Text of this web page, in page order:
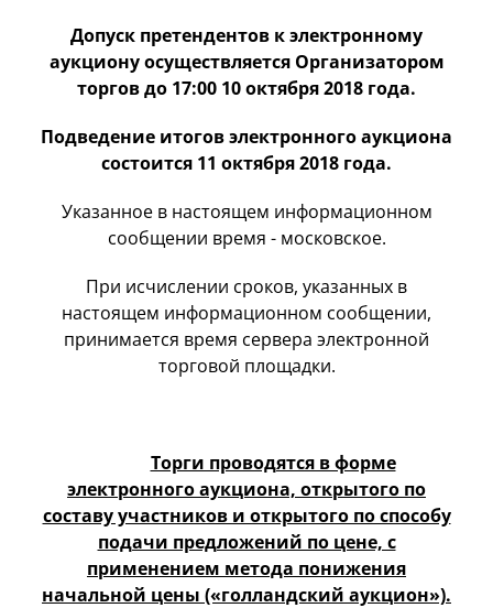
Допуск претендентов к электронному
аукциону осуществляется Организатором
торгов до 17:00 10 октября 2018 года.
Подведение итогов электронного аукциона
состоится 11 октября 2018 года.
Указанное в настоящем информационном
сообщении время - московское.
При исчислении сроков, указанных в
настоящем информационном сообщении,
принимается время сервера электронной
торговой площадки.
Торги проводятся в форме
электронного аукциона, открытого по
составу участников и открытого по способу
подачи предложений по цене, с
применением метода понижения
начальной цены («голландский аукцион»).